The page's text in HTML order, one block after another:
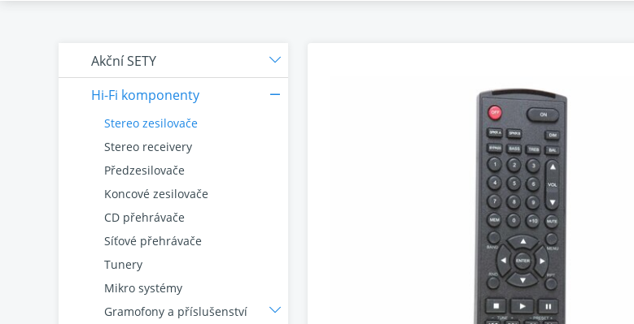
Akční SETY
Hi-Fi komponenty
Stereo zesilovače
Stereo receivery
Předzesilovače
Koncové zesilovače
CD přehrávače
Síťové přehrávače
Tunery
Mikro systémy
Gramofony a příslušenství